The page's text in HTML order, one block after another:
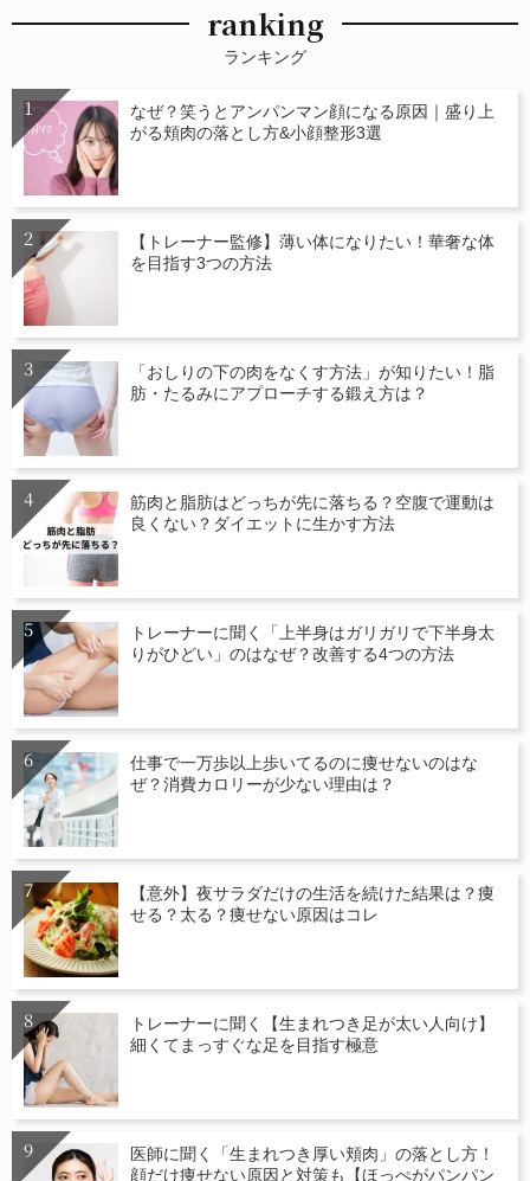
ranking
ランキング
なぜ？笑うとアンパンマン顔になる原因｜盛り上
がる頬肉の落とし方&小顔整形3選
【トレーナー監修】薄い体になりたい！華奢な体
を目指す3つの方法
「おしりの下の肉をなくす方法」が知りたい！脂
肪・たるみにアプローチする鍛え方は？
筋肉と脂肪はどっちが先に落ちる？空腹で運動は
良くない？ダイエットに生かす方法
トレーナーに聞く「上半身はガリガリで下半身太
りがひどい」のはなぜ？改善する4つの方法
仕事で一万歩以上歩いてるのに痩せないのはな
ぜ？消費カロリーが少ない理由は？
【意外】夜サラダだけの生活を続けた結果は？痩
せる？太る？痩せない原因はコレ
トレーナーに聞く【生まれつき足が太い人向け】
細くてまっすぐな足を目指す極意
医師に聞く「生まれつき厚い頬肉」の落とし方！
顔だけ痩せない原因と対策も【ほっぺがパンパン